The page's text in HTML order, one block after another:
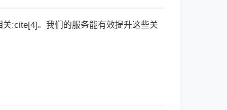
:cite[4]。我们的服务能有效提升这些关